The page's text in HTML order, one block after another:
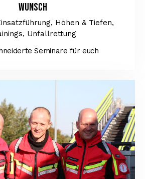
Wunsch
Höhen & Tiefen,
Unfallrettung
Seminare für euch